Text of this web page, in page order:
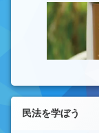
民法を学ぼう